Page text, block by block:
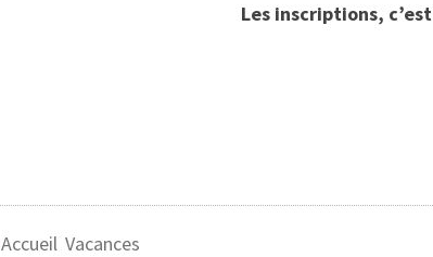
Les inscriptions, c’est
Accueil Vacances